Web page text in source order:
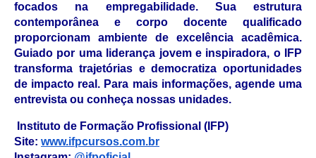
focados na empregabilidade. Sua estrutura
contemporânea e corpo docente qualificado
proporcionam ambiente de excelência acadêmica.
Guiado por uma liderança jovem e inspiradora, o IFP
transforma trajetórias e democratiza oportunidades
de impacto real. Para mais informações, agende uma
entrevista ou conheça nossas unidades.
Instituto de Formação Profissional (IFP)
Site: www.ifpcursos.com.br